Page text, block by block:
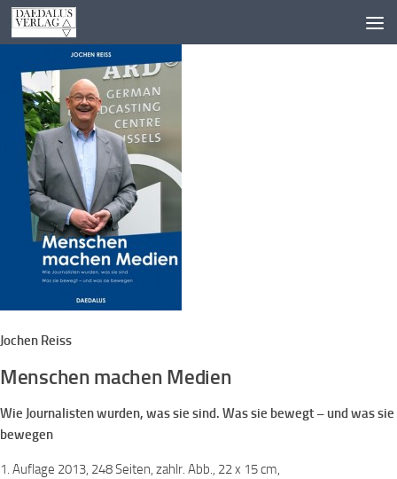
Zum Inhalt springen
Jochen Reiss
Menschen machen Medien
Wie Journalisten wurden, was sie sind. Was sie bewegt – und was sie
bewegen
1. Auflage 2013, 248 Seiten, zahlr. Abb., 22 x 15 cm,